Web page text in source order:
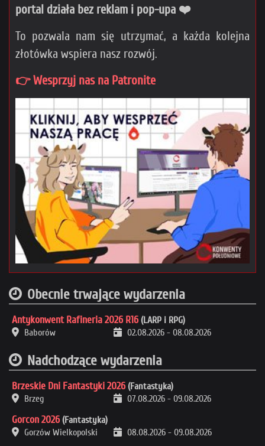
portal działa bez reklam i pop-upa ❤️
To pozwala nam się utrzymać, a każda kolejna
złotówka wspiera nasz rozwój.
👉 Wesprzyj nas na Patronite
Obecnie trwające wydarzenia
Antykonwent Rafineria 2026 R16 (LARP i RPG)
Baborów
02.08.2026 - 08.08.2026
Nadchodzące wydarzenia
Brzeskie Dni Fantastyki 2026 (Fantastyka)
Brzeg
07.08.2026 - 09.08.2026
Gorcon 2026 (Fantastyka)
Gorzów Wielkopolski
08.08.2026 - 09.08.2026